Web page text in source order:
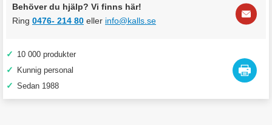
Behöver du hjälp? Vi finns här!
Ring 0476- 214 80 eller info@kalls.se
✓ 10 000 produkter
✓ Kunnig personal
✓ Sedan 1988